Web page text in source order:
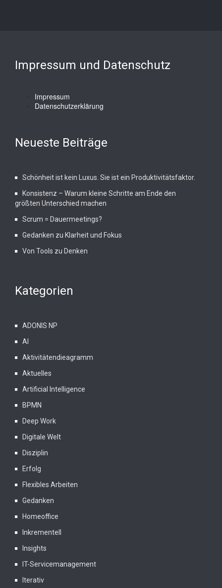
Impressum und Datenschutz
Impressum
Datenschutzerklärung
Neueste Beiträge
Schönheit ist kein Luxus. Sie ist ein Produktivitätsfaktor.
Konsistenz – Warum kleine Schritte am Ende den
größten Unterschied machen
Scrum = Dauermeetings?
Gedanken zu Klarheit und Fokus
Von Tools zu Denken
Kategorien
ADONIS NP
AI
Aktivitätendieagramm
Aktuelles
Artificial Intelligence
BPMN
Deep Work
Digitale Welt
Disziplin
Erfolg
Flexibles Arbeiten
Gedanken
Homeoffice
Inkrementell
Insights
IT-Servicemanagement
Iterativ